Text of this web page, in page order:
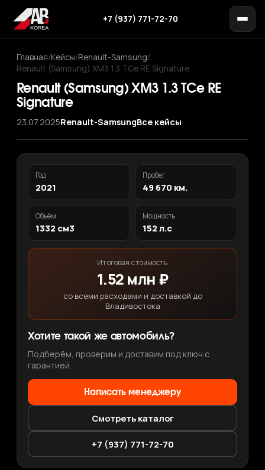
+7 (937) 771-72-70
Главная/Кейсы/Renault-Samsung/
Renault (Samsung) XM3 1.3 TCe RE Signature
Renault (Samsung) XM3 1.3 TCe RE
Signature
23.07.2025Renault-SamsungВсе кейсы
‹
›
1/ 12
Год
2021
Пробег
49 670 км.
Объём
1332 см3
Мощность
152 л.с
Итоговая стоимость
1.52 млн ₽
со всеми расходами и доставкой до
Владивостока
Хотите такой же автомобиль?
Подберём, проверим и доставим под ключ с
гарантией.
Написать менеджеру
Смотреть каталог
+7 (937) 771-72-70